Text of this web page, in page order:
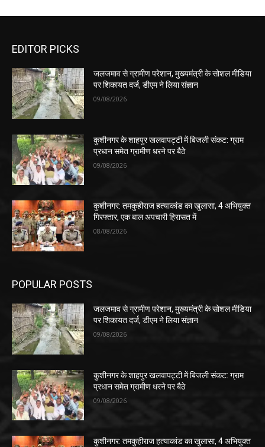
EDITOR PICKS
जलजमाव से ग्रामीण परेशान, मुख्यमंत्री के सोशल मीडिया
पर शिकायत दर्ज, डीएम ने लिया संज्ञान
09/08/2026
कुशीनगर के शाहपुर खलवापट्टी में बिजली संकट: ग्राम
प्रधान समेत ग्रामीण धरने पर बैठे
09/08/2026
कुशीनगर: तमकुहीराज हत्याकांड का खुलासा, 4 अभियुक्त
गिरफ्तार, एक बाल अपचारी हिरासत में
08/08/2026
POPULAR POSTS
जलजमाव से ग्रामीण परेशान, मुख्यमंत्री के सोशल मीडिया
पर शिकायत दर्ज, डीएम ने लिया संज्ञान
09/08/2026
कुशीनगर के शाहपुर खलवापट्टी में बिजली संकट: ग्राम
प्रधान समेत ग्रामीण धरने पर बैठे
09/08/2026
कुशीनगर: तमकुहीराज हत्याकांड का खुलासा, 4 अभियुक्त